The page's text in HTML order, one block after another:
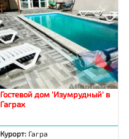
Гостевой дом 'Изумрудный' в
Гаграх
Курорт: Гагра